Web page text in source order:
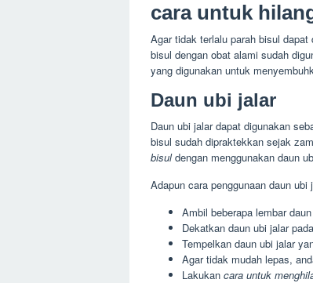
cara untuk
Agar tidak terlalu parah bisul
bisul dengan obat alami sudah
yang digunakan untuk
Daun ubi jalar
Daun ubi jalar dapat digunakan
bisul sudah dipraktekkan sejak
bisuldengan menggunakan daun
Adapun cara penggunaan daun
Ambil beberapa lembar
Dekatkan daun ubi jalar
Tempelkan daun ubi jalar
Agar tidak mudah lepas,
Lakukan cara untuk